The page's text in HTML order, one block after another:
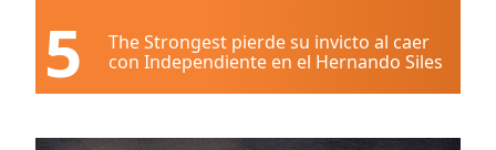
5
The Strongest pierde su invicto al caer
con Independiente en el Hernando Siles